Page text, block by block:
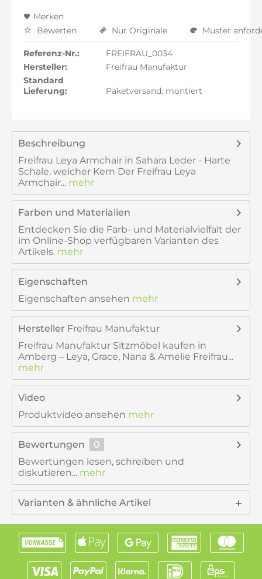
Merken
Bewerten
Nur Originale Muster
Referenz-Nr.:
FREIFRAU_0034
Hersteller:
Freifrau Manufaktur
Standard
Lieferung:
Paketversand, montiert
Beschreibung
Freifrau Leya Armchair in Sahara Leder - Harte
Schale, weicher Kern Der Freifrau Leya
Armchair... mehr
Farben und Materialien
Entdecken Sie die Farb- und Materialvielfalt der
im Online-Shop verfügbaren Varianten des
Artikels. mehr
Eigenschaften
Eigenschaften ansehen mehr
Hersteller Freifrau Manufaktur
Freifrau Manufaktur Sitzmöbel kaufen in
Amberg – Leya, Grace, Nana & Amelie Freifrau...
mehr
Video
Produktvideo ansehen mehr
Bewertungen
0
Bewertungen lesen, schreiben und
diskutieren... mehr
Varianten & ähnliche Artikel